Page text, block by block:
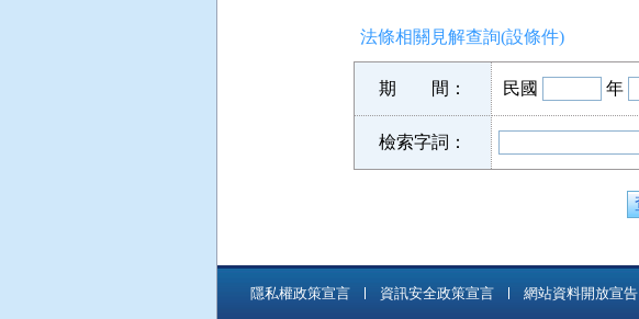
法條相關見解查詢(設條件)
期 間： 民國 年
檢索字詞：
隱私權政策宣言 資訊安全政策宣言 網站資料開放宣告